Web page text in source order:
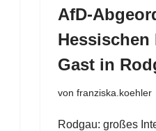
AfD-
Hessischen
Gast in
von franziska.koehler
Rodgau: großes